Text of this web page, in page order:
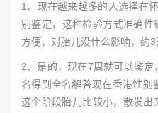
1、现在越来越多的人选择在
别鉴定，这种检验方式准确性
方便，对胎儿没什么影响，约3
2、是的，现在7周就可以鉴
名得到全名解答现在香港性别
这个阶段胎儿比较小，散发出